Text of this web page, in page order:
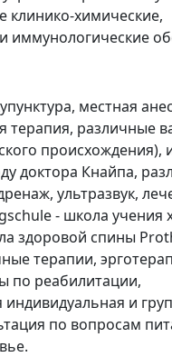
клинико-химические,
иммунологические
местная
терапия, различные
происхождения),
доктора Кнайпа,
ультразвук,
- школа учения
здоровой спины
терапии,
по реабилитации,
индивидуальная и
по вопросам